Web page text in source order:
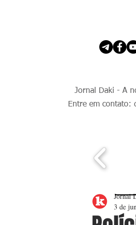
Jornal Daki - A
Entre em contato:
Jornal
3 de